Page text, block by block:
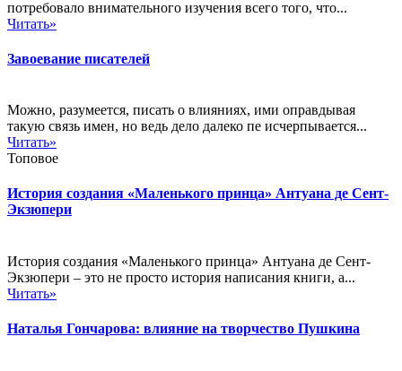
потребовало внимательного изучения всего того, что...
Читать»
Завоевание писателей
Можно, разумеется, писать о влияниях, ими оправдывая
такую связь имен, но ведь дело далеко пе исчерпывается...
Читать»
Топовое
История создания «Маленького принца» Антуана де Сент-
Экзюпери
История создания «Маленького принца» Антуана де Сент-
Экзюпери – это не просто история написания книги, а...
Читать»
Наталья Гончарова: влияние на творчество Пушкина